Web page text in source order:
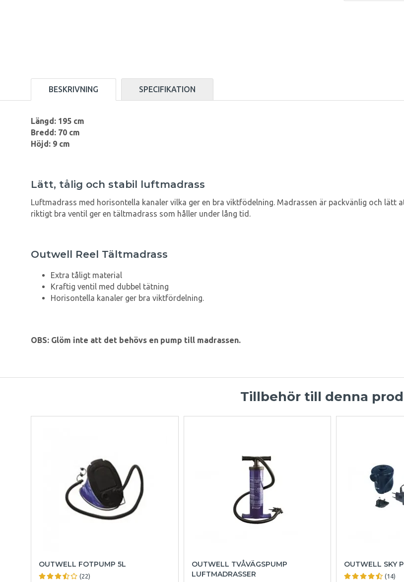
BESKRIVNING SPECIFIKATION
Längd: 195 cm
Bredd: 70 cm
Höjd: 9 cm
Lätt, tålig och stabil luftmadrass
Luftmadrass med horisontella kanaler vilka ger en bra viktfödelning. Madrassen är packvänlig och lätt
riktigt bra ventil ger en tältmadrass som håller under lång tid.
Outwell Reel Tältmadrass
Extra tåligt material
Kraftig ventil med dubbel tätning
Horisontella kanaler ger bra viktfördelning.
OBS: Glöm inte att det behövs en pump till madrassen.
Tillbehör till denna
OUTWELL FOTPUMP 5L
(22)
OUTWELL TVÅVÄGSPUMP
LUFTMADRASSER
OUTWELL SKY
(14)